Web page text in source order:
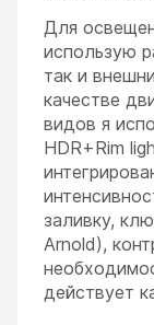
Для
использую
так и
качестве
видов я
HDR+Rim
заливку,
Arnold),
действует